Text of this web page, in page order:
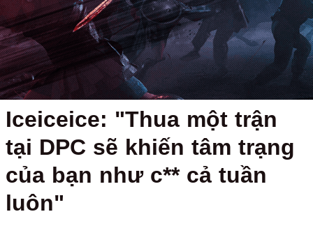
Iceiceice: "Thua một trận
tại DPC sẽ khiến tâm trạng
của bạn như c** cả tuần
luôn"